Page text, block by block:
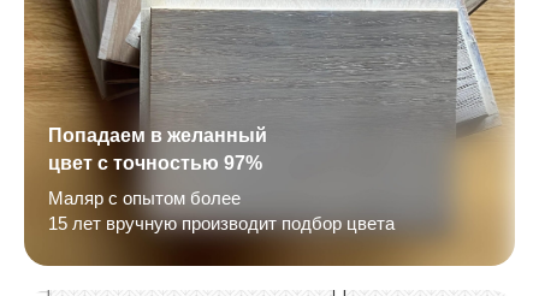
Попадаем в желанный
цвет с точностью 97%
Маляр с опытом более
15 лет вручную производит подбор цвета